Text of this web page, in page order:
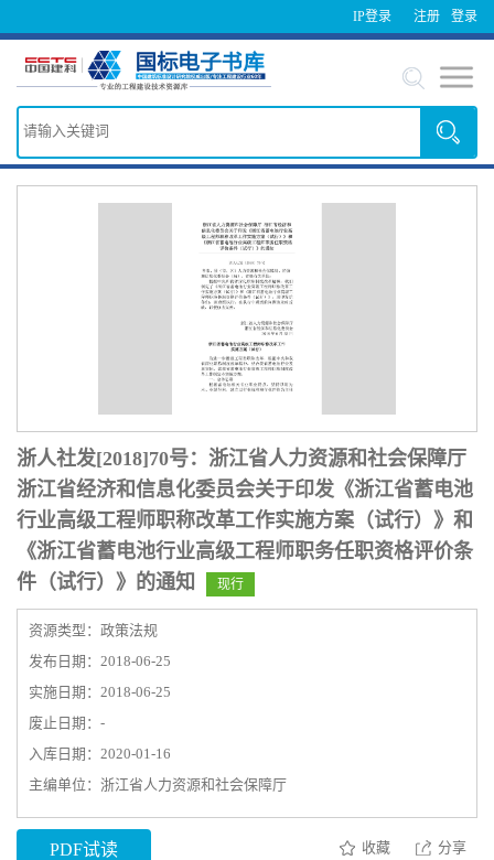
IP登录 登录
注册
浙人社发[2018]70号：浙江省人力资源和社会保障厅
浙江省经济和信息化委员会关于印发《浙江省蓄电池
行业高级工程师职称改革工作实施方案（试行）》和
《浙江省蓄电池行业高级工程师职务任职资格评价条
件（试行）》的通知
现行
资源类型：政策法规
发布日期：2018-06-25
实施日期：2018-06-25
废止日期：-
入库日期：2020-01-16
主编单位：浙江省人力资源和社会保障厅
PDF试读 收藏 分享